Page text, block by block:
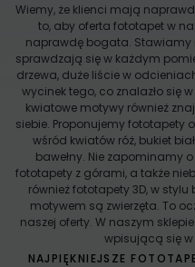
Wiemy, że klienci mają
to, aby oferta fototapet w
naprawdę bogata. Stawiamy
sprawdzają się w każdym
drzewa, duże liście w
wycinek tego, co znalazło się
kwiatowe motywy również
siebie. Proponujemy fototapety
wśród kwiatów róż, bukiet
bawełny. Nie zapominamy
fototapety z górami, a także
również fototapety 3D, w stylu
motywem są zwierzęta. To
naszej oferty. W naszym
wpisującą się
NAJPIĘKNIEJSZE